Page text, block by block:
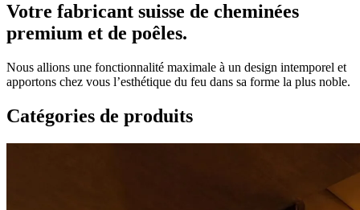
Votre fabricant suisse de cheminées
premium et de poêles.
Nous allions une fonctionnalité maximale à un design intemporel et
apportons chez vous l’esthétique du feu dans sa forme la plus noble.
Catégories de produits